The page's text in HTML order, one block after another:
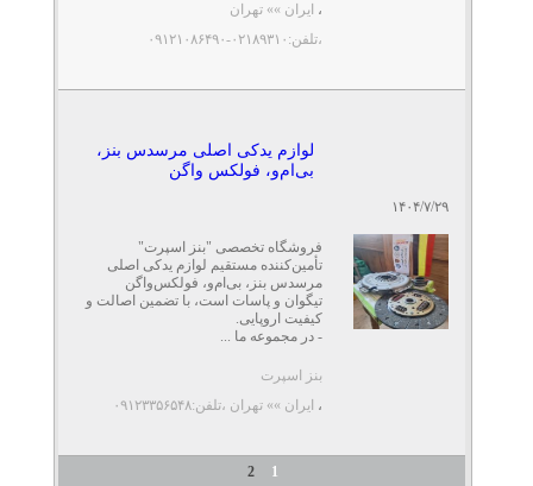
، ایران »» تهران
،تلفن:۰۲۱۸۹۳۱۰-۰۹۱۲۱۰۸۶۴۹۰
۱۴۰۴/۷/۲۹
لوازم یدکی اصلی مرسدس بنز،
بی‌ام‌و، فولکس واگن
فروشگاه تخصصی "بنز اسپرت"
تأمین‌کننده مستقیم لوازم یدکی اصلی
مرسدس بنز، بی‌ام‌و، فولکس‌واگن
تیگوان و پاسات است، با تضمین اصالت و
کیفیت اروپایی.
- در مجموعه ما ...
بنز اسپرت
، ایران »» تهران ،تلفن:۰۹۱۲۳۳۵۶۵۴۸
1
2